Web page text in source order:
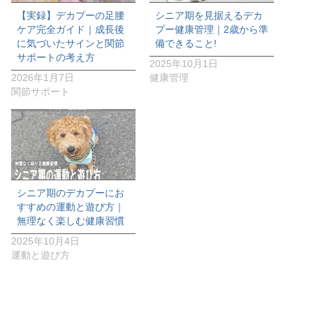
【実録】デカプーの足腰
ケア完全ガイド｜成長後
に気づいたサインと関節
サポートの考え方
2026年1月7日
関節サポート
シニア期を見据えるデカ
プー健康管理｜2歳から準
備できること!
2025年10月1日
健康管理
シニア期のデカプーにお
すすめの運動と遊び方｜
無理なく楽しむ健康習慣
2025年10月4日
運動と遊び方